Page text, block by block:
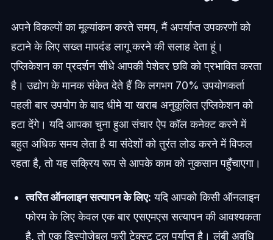
अपने विकल्पों का मूल्यांकन करते समय, मैं अपर्याप्त उपकरणों को
हटाने के लिए सख्त मापदंड लागू करने की सलाह देता हूं।
एप्लिकेशन का प्रदर्शन सीधे आपकी पेशेवर छवि को प्रभावित करता
है। उद्योग के मानक संकेत देते हैं कि लगभग 70% उपयोगकर्ता
पहली बार उपयोग के बाद धीमे या खराब अनुकूलित एप्लिकेशन को
हटा देंगे। यदि आपका चुना हुआ संचार ऐप कॉल कनेक्ट करने में
बहुत अधिक समय लेता है या संदेशों को तुरंत लोड करने में विफल
रहता है, तो यह सक्रिय रूप से आपके काम को नुकसान पहुँचाएगा।
त्वरित ऑनलाइन सत्यापन के लिए: यदि आपको किसी ऑनलाइन
फोरम के लिए केवल एक बार एसएमएस सत्यापन की आवश्यकता
है, तो एक डिस्पोजेबल फ्री टेक्स्ट टूल पर्याप्त है। लंबी अवधि